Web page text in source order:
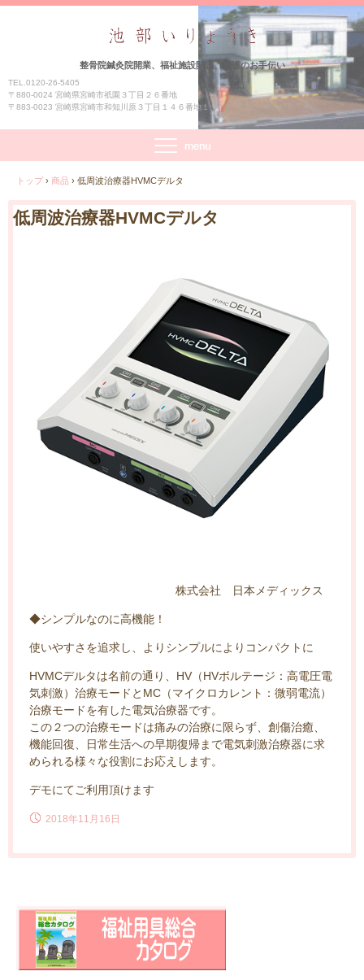
整骨院鍼灸院開業、福祉施設開設、介護のお手伝い
TEL.0120-26-5405
〒880-0024 宮崎県宮崎市祇園３丁目２６番地
〒883-0023 宮崎県宮崎市和知川原３丁目１４６番地１
トップ › 商品 › 低周波治療器HVMCデルタ
低周波治療器HVMCデルタ
株式会社 日本メディックス
◆シンプルなのに高機能！
使いやすさを追求し、よりシンプルによりコンパクトに
HVMCデルタは名前の通り、HV（HVボルテージ：高電圧電
気刺激）治療モードとMC（マイクロカレント：微弱電流）
治療モードを有した電気治療器です。
この２つの治療モードは痛みの治療に限らず、創傷治癒、
機能回復、日常生活への早期復帰まで電気刺激治療器に求
められる様々な役割にお応えします。
デモにてご利用頂けます
2018年11月16日